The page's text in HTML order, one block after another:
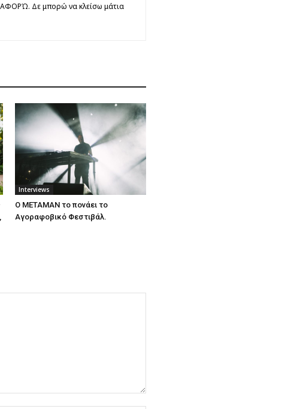
Δε μπορώ να κλείσω μάτια
Interviews
O METAMAN το πονάει το
Αγοραφοβικό Φεστιβάλ.